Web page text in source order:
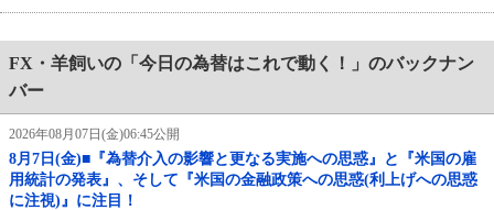
FX・羊飼いの「今日の為替はこれで動く！」のバックナン
バー
2026年08月07日(金)06:45公開
8月7日(金)■『為替介入の影響と更なる実施への思惑』と『米国の雇
用統計の発表』、そして『米国の金融政策への思惑(利上げへの思惑
に注視)』に注目！